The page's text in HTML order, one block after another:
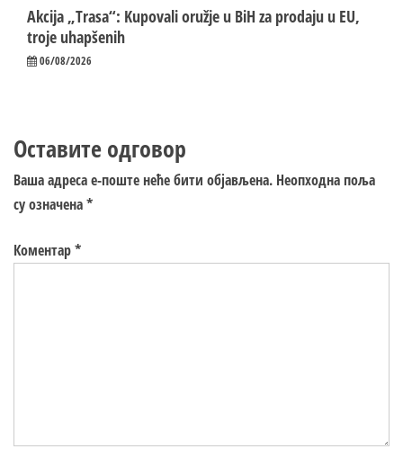
Akcija „Trasa“: Kupovali oružje u BiH za prodaju u EU,
troje uhapšenih
06/08/2026
Оставите одговор
Ваша адреса е-поште неће бити објављена. Неопходна поља
су означена*
Коментар*